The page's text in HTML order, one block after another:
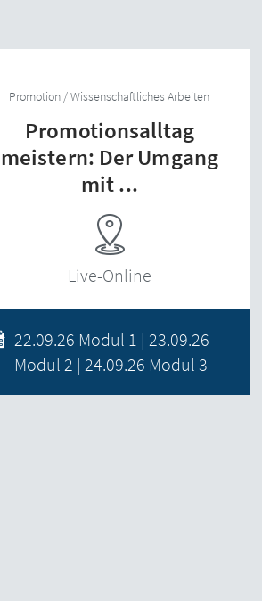
Promotion / Wissenschaftliches Arbeiten
Promotionsalltag
meistern: Der Umgang
mit ...
Live-Online
22.09.26 Modul 1 | 23.09.26
Modul 2 | 24.09.26 Modul 3